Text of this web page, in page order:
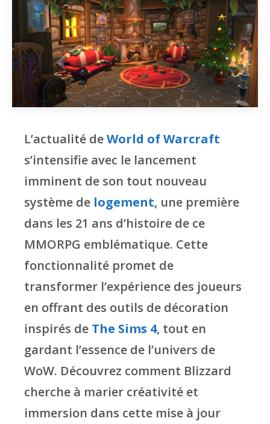
L’actualité deWorld of Warcraft
s’intensifie avec le lancement
imminent de son tout nouveau
système de logement, une première
dans les 21 ans d’histoire de ce
MMORPG emblématique. Cette
fonctionnalité promet de
transformer l’expérience des joueurs
en offrant des outils de décoration
inspirés de The Sims 4, tout en
gardant l’essence de l’univers de
WoW. Découvrez comment Blizzard
cherche à marier créativité et
immersion dans cette mise à jour